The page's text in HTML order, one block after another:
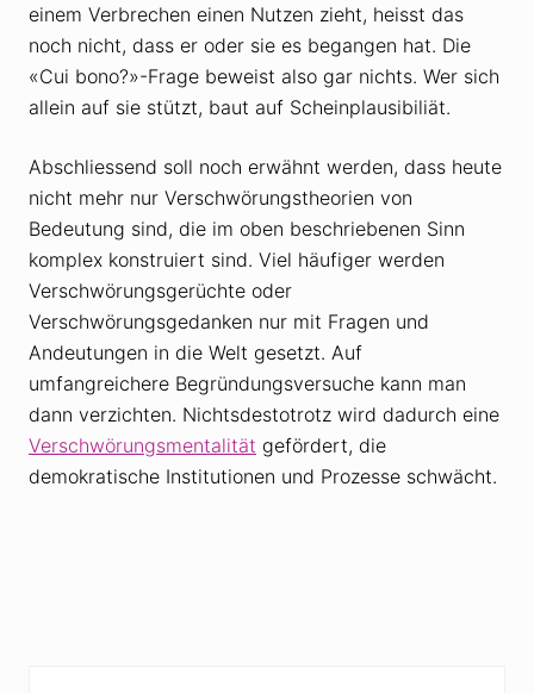
einem Verbrechen einen Nutzen zieht, heisst das
noch nicht, dass er oder sie es begangen hat. Die
«Cui bono?»-Frage beweist also gar nichts. Wer sich
allein auf sie stützt, baut auf Scheinplausibiliät.
Abschliessend soll noch erwähnt werden, dass heute
nicht mehr nur Verschwörungstheorien von
Bedeutung sind, die im oben beschriebenen Sinn
komplex konstruiert sind. Viel häufiger werden
Verschwörungsgerüchte oder
Verschwörungsgedanken nur mit Fragen und
Andeutungen in die Welt gesetzt. Auf
umfangreichere Begründungsversuche kann man
dann verzichten. Nichtsdestotrotz wird dadurch eine
Verschwörungsmentalität gefördert, die
demokratische Institutionen und Prozesse schwächt.